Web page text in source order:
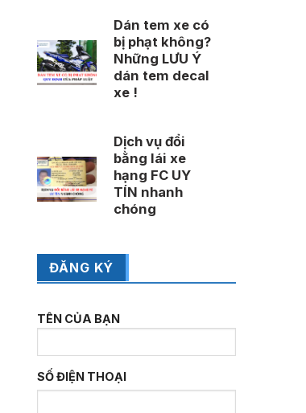
Dán tem xe có
bị phạt không?
Những LƯU Ý
dán tem decal
xe !
Dịch vụ đổi
bằng lái xe
hạng FC UY
TÍN nhanh
chóng
ĐĂNG KÝ
TÊN CỦA BẠN
SỐ ĐIỆN THOẠI